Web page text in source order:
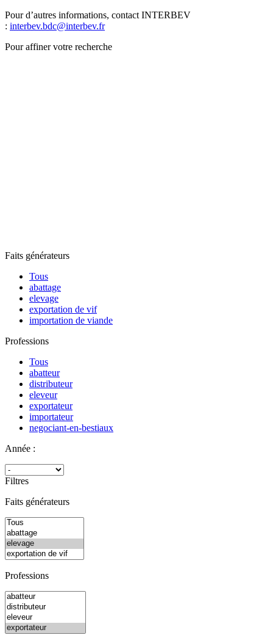
Pour d’autres informations, contact INTERBEV
: interbev.bdc@interbev.fr
Pour affiner votre recherche
Faits générateurs
Tous
abattage
elevage
exportation de vif
importation de viande
Professions
Tous
abatteur
distributeur
eleveur
exportateur
importateur
negociant-en-bestiaux
Année :
Filtres
Faits générateurs
Professions